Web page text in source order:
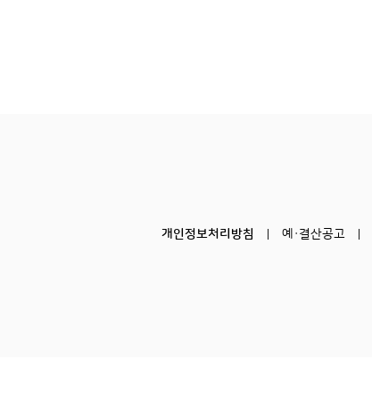
개인정보처리방침 예·결산공고